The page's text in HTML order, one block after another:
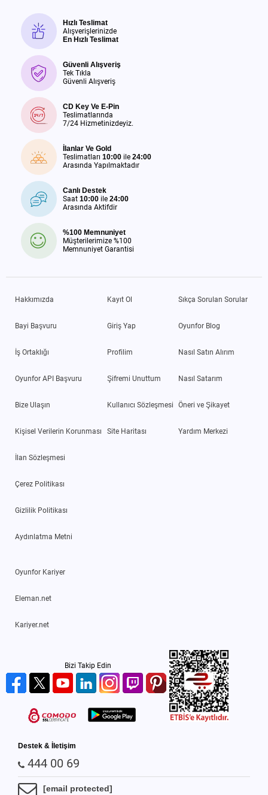
Hızlı Teslimat
Alışverişlerinizde
En Hızlı Teslimat
Güvenli Alışveriş
Tek Tıkla
Güvenli Alışveriş
CD Key Ve E-Pin
Teslimatlarında
7/24 Hizmetinizdeyiz.
İlanlar Ve Gold
Teslimatları 10:00 ile 24:00
Arasında Yapılmaktadır
Canlı Destek
Saat 10:00 ile 24:00
Arasında Aktifdir
%100 Memnuniyet
Müşterilerimize %100
Memnuniyet Garantisi
Hakkımızda
Bayi Başvuru
İş Ortaklığı
Oyunfor API Başvuru
Bize Ulaşın
Kişisel Verilerin Korunması
İlan Sözleşmesi
Çerez Politikası
Gizlilik Politikası
Aydınlatma Metni
Kayıt Ol
Giriş Yap
Profilim
Şifremi Unuttum
Kullanıcı Sözleşmesi
Site Haritası
Sıkça Sorulan Sorular
Oyunfor Blog
Nasıl Satın Alırım
Nasıl Satarım
Öneri ve Şikayet
Yardım Merkezi
Oyunfor Kariyer
Eleman.net
Kariyer.net
Bizi Takip Edin
Destek & İletişim
444 00 69
[email protected]